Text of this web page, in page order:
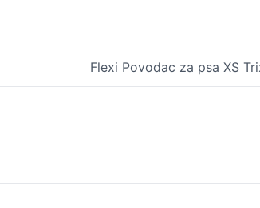
Flexi Povodac za psa XS